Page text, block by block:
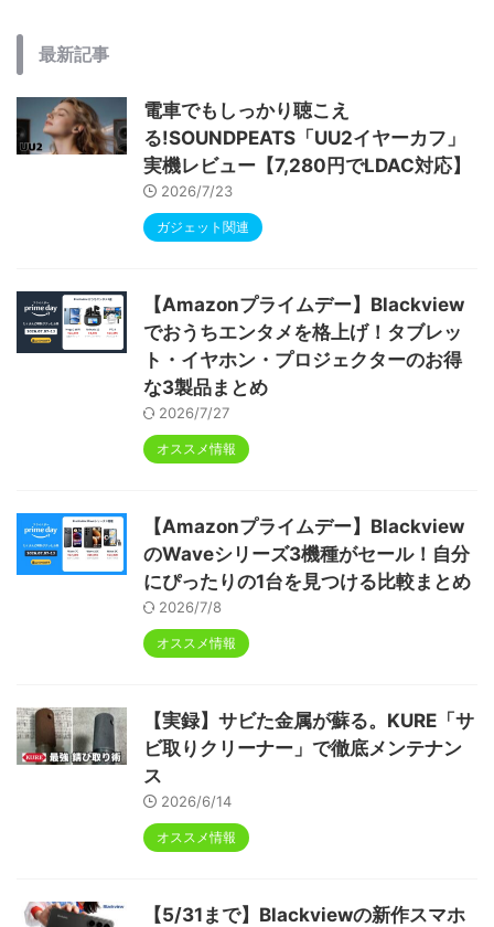
最新記事
電車でもしっかり聴こえ
る!SOUNDPEATS「UU2イヤーカフ」
実機レビュー【7,280円でLDAC対応】
2026/7/23
ガジェット関連
【Amazonプライムデー】Blackview
でおうちエンタメを格上げ！タブレッ
ト・イヤホン・プロジェクターのお得
な3製品まとめ
2026/7/27
オススメ情報
【Amazonプライムデー】Blackview
のWaveシリーズ3機種がセール！自分
にぴったりの1台を見つける比較まとめ
2026/7/8
オススメ情報
【実録】サビた金属が蘇る。KURE「サ
ビ取りクリーナー」で徹底メンテナン
ス
2026/6/14
オススメ情報
【5/31まで】Blackviewの新作スマホ